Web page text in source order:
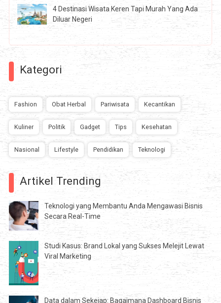
4 Destinasi Wisata Keren Tapi Murah Yang Ada
Diluar Negeri
Kategori
Fashion Obat Herbal Pariwisata Kecantikan
Kuliner Politik Gadget Tips Kesehatan
Nasional Lifestyle Pendidikan Teknologi
Artikel Trending
Teknologi yang Membantu Anda Mengawasi Bisnis
Secara Real-Time
Studi Kasus: Brand Lokal yang Sukses Melejit Lewat
Viral Marketing
Data dalam Sekejap: Bagaimana Dashboard Bisnis